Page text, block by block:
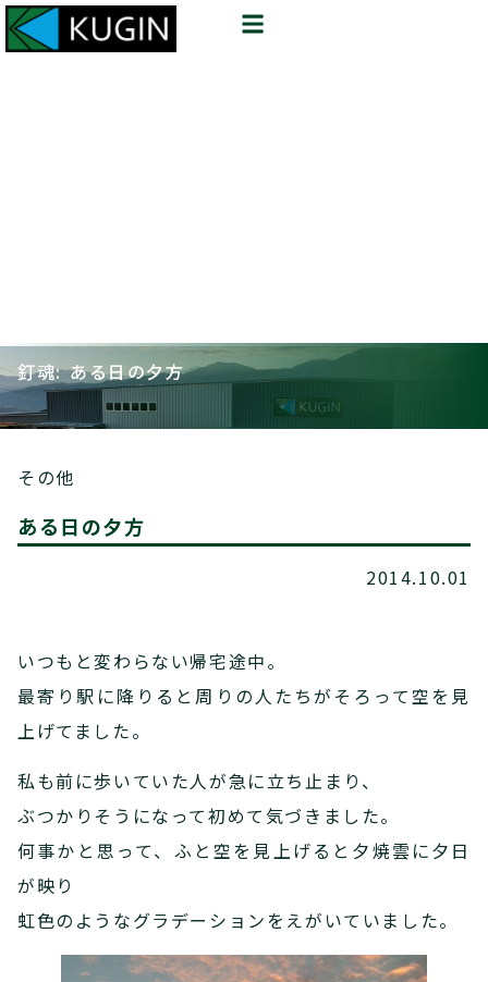
釘魂: ある日の夕方
その他
ある日の夕方
2014.10.01
いつもと変わらない帰宅途中。
最寄り駅に降りると周りの人たちがそろって空を見
上げてました。
私も前に歩いていた人が急に立ち止まり、
ぶつかりそうになって初めて気づきました。
何事かと思って、ふと空を見上げると夕焼雲に夕日
が映り
虹色のようなグラデーションをえがいていました。